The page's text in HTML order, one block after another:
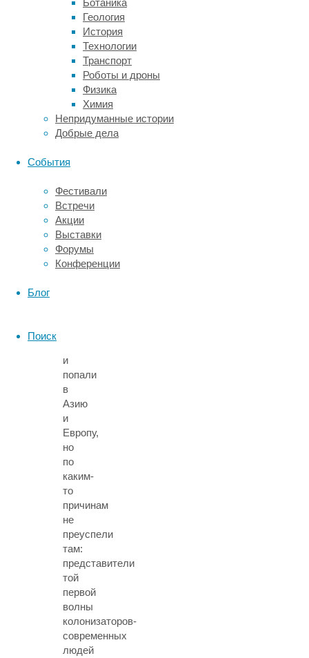
Ботаника
Геология
История
Технологии
Транспорт
Роботы и дроны
Физика
Химия
Непридуманные истории
Добрые дела
События
Фестивали
Встречи
Акции
Выставки
Форумы
Конференции
Блог
Поиск
не
всегда
их
потомство
было
вполне
жизнеспособным.
Взаимоотношения
обоих
200
тысяч
назад
Homo
и
попали
в
Азию
и
Европу,
но
по
каким-
то
причинам
не
преуспели
там:
представители
той
первой
волны
колонизаторов-
современных
людей